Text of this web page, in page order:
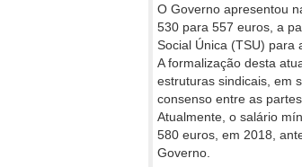
O Governo apresentou
530 para 557 euros, a
Social Única (TSU) para
A formalização desta
estruturas sindicais, em
consenso entre as
Atualmente, o salário
580 euros, em 2018,
Governo.